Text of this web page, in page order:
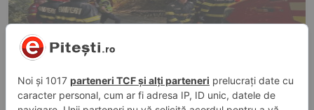
31 iul. 2026, 23:16 Evenimente trafic
Poliția Argeș/OFICIAL: Noi detalii despre